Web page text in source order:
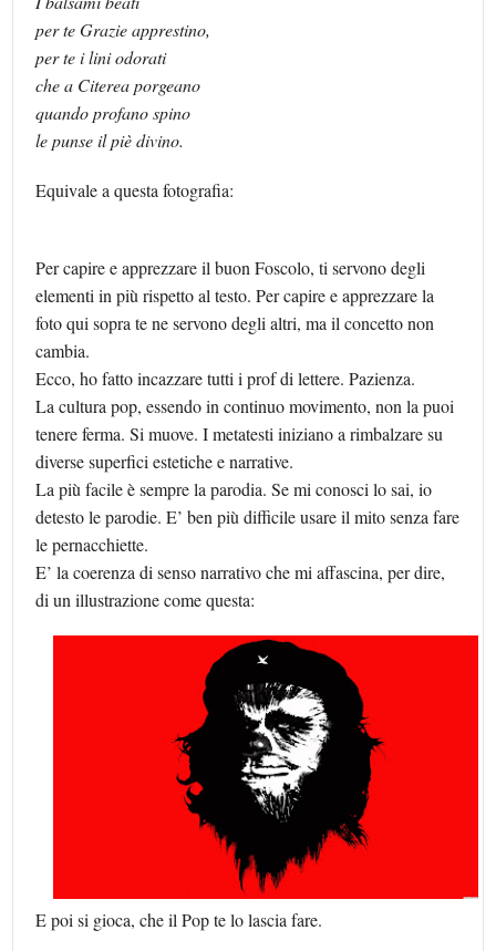
per te Grazie apprestino,
per te i lini odorati
che a Citerea porgeano
quando profano spino
le punse il piè divino.
Equivale a questa fotografia:
Per capire e apprezzare il buon Foscolo, ti servono degli
elementi in più rispetto al testo. Per capire e apprezzare la
foto qui sopra te ne servono degli altri, ma il concetto non
cambia.
Ecco, ho fatto incazzare tutti i prof di lettere. Pazienza.
La cultura pop, essendo in continuo movimento, non la puoi
tenere ferma. Si muove. I metatesti iniziano a rimbalzare su
diverse superfici estetiche e narrative.
La più facile è sempre la parodia. Se mi conosci lo sai, io
detesto le parodie. E’ ben più difficile usare il mito senza fare
le pernacchiette.
E’ la coerenza di senso narrativo che mi affascina, per dire,
di un illustrazione come questa:
E poi si gioca, che il Pop te lo lascia fare.